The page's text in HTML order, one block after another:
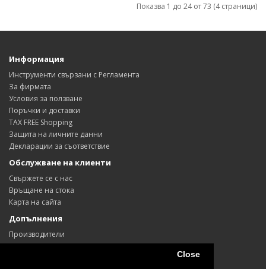
Close
Показва 1 до 24 от 73 (4 страници)
Информация
Инструменти свързани с Регламента
За фирмата
Условия за ползване
Поръчки и доставки
TAX FREE Shopping
Защита на личните данни
Декларации за съответствие
Обслужване на клиенти
Свържете се с нас
Връщане на стока
Карта на сайта
Допълнения
Производители
Ваучери